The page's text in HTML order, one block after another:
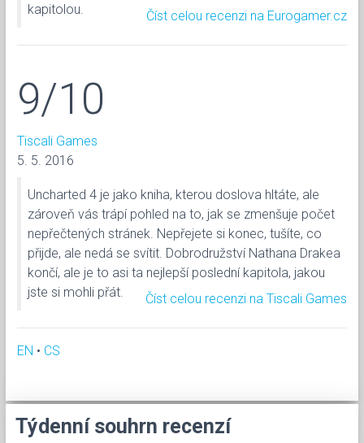
kapitolou.
Číst celou recenzi na Eurogamer.cz
9/10
Tiscali Games
5. 5. 2016
Uncharted 4 je jako kniha, kterou doslova hltáte, ale
zároveň vás trápí pohled na to, jak se zmenšuje počet
nepřečtených stránek. Nepřejete si konec, tušíte, co
přijde, ale nedá se svítit. Dobrodružství Nathana Drakea
končí, ale je to asi ta nejlepší poslední kapitola, jakou
jste si mohli přát.
Číst celou recenzi na Tiscali Games
EN • CS
Týdenní souhrn recenzí